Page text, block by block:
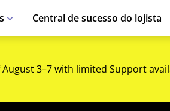
Central de sucesso do lojista
3–7 with limited Support